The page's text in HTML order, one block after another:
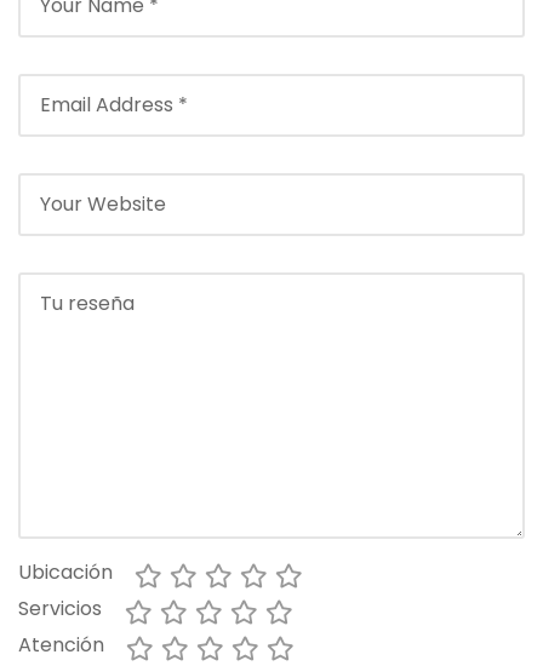
Ubicación
Servicios
Atención